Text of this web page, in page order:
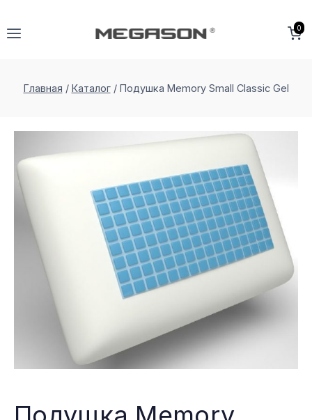
0
Главная / Каталог / Подушка Memory Small Classic Gel